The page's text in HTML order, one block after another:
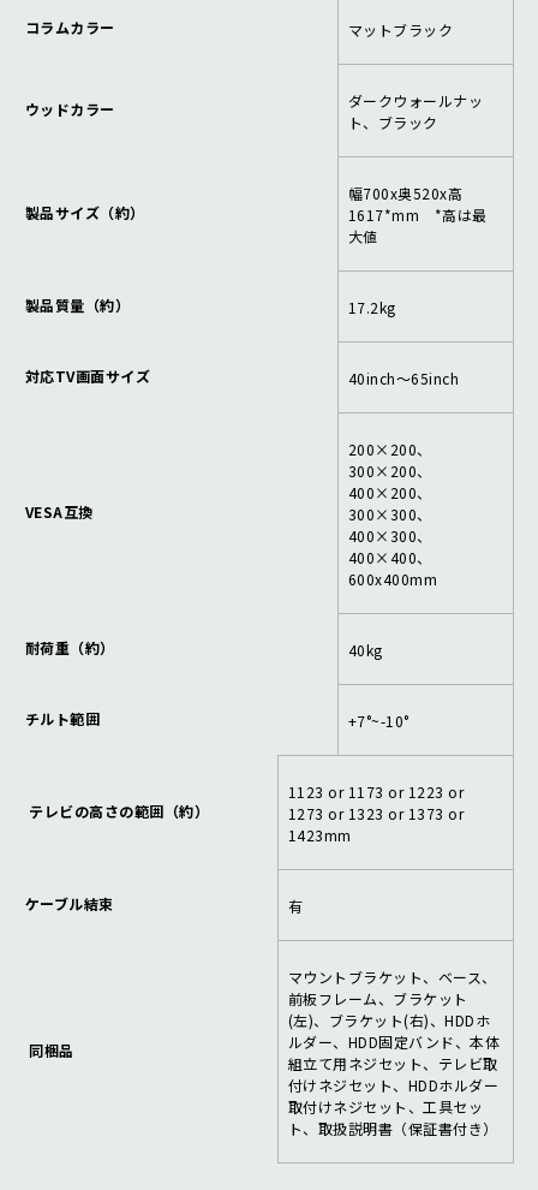
コラムカラー マットブラック
ウッドカラー
ダークウォールナッ
ト、ブラック
製品サイズ（約）
幅700x奥520x高
1617*mm *高は最
大値
製品質量（約） 17.2kg
対応TV画面サイズ 40inch～65inch
VESA互換
200×200、
300×200、
400×200、
300×300、
400×300、
400×400、
600x400mm
耐荷重（約） 40kg
チルト範囲 +7°~-10°
テレビの高さの範囲（約）
1123 or 1173 or 1223 or
1273 or 1323 or 1373 or
1423mm
ケーブル結束 有
同梱品
マウントブラケット、ベース、
前板フレーム、ブラケット
(左)、ブラケット(右)、HDDホ
ルダー、HDD固定バンド、本体
組立て用ネジセット、テレビ取
付けネジセット、HDDホルダー
取付けネジセット、工具セッ
ト、取扱説明書（保証書付き）